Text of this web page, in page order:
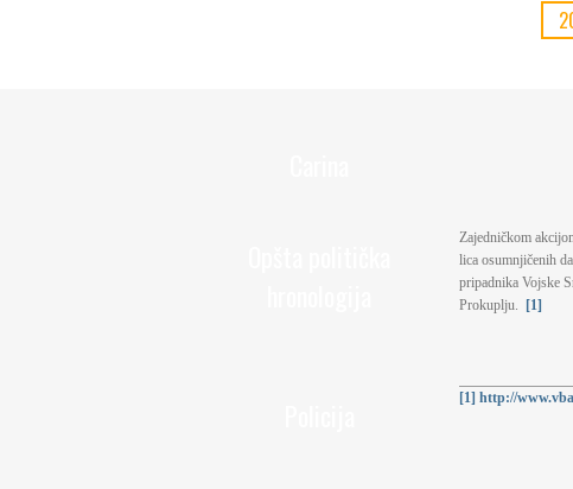
Zaјedničkom
lica osumnjičenih
pripadnika Voјske
Prokuplju.
[1]
[1] http://